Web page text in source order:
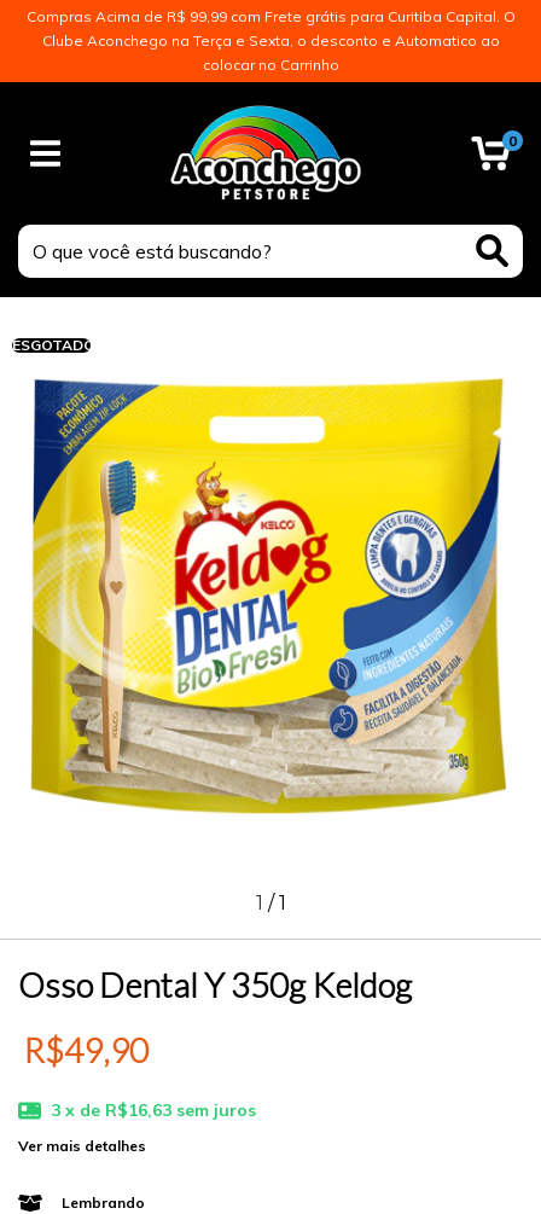
Compras Acima de R$ 99,99 com Frete grátis para Curitiba Capital. O
Clube Aconchego na Terça e Sexta, o desconto e Automatico ao
colocar no Carrinho
0
ESGOTADO
1 /1
Osso Dental Y 350g Keldog
R$49,90
3 x de R$16,63 sem juros
Ver mais detalhes
Lembrando